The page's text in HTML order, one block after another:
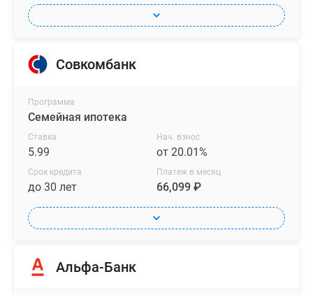
Совкомбанк
Программа
Семейная ипотека
Ставка
5.99
Нач. взнос
от 20.01%
Срок кредита
до 30 лет
Платеж в месяц
66,099 ₽
Альфа-Банк